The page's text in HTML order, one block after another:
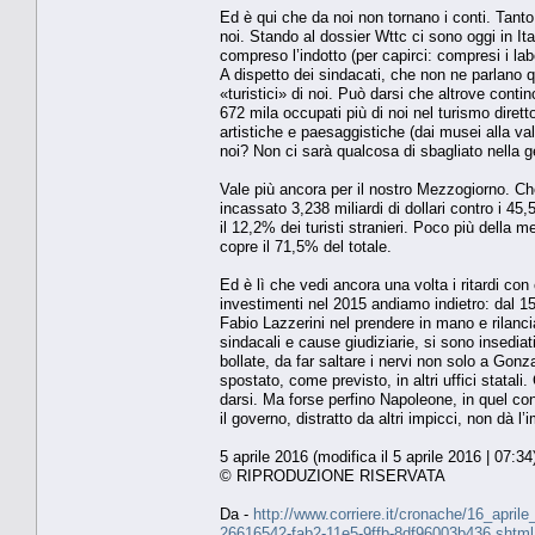
Ed è qui che da noi non tornano i conti.
noi. Stando al dossier Wttc ci sono oggi in
compreso l’indotto (per capirci: compresi i
A dispetto dei sindacati, che non ne parlano
«turistici» di noi. Può darsi che altrove
672 mila occupati più di noi nel turismo
artistiche e paesaggistiche (dai musei alla
noi? Non ci sarà qualcosa di sbagliato nella
Vale più ancora per il nostro Mezzogiorno.
incassato 3,238 miliardi di dollari contro i
il 12,2% dei turisti stranieri. Poco più della
copre il 71,5% del totale.
Ed è lì che vedi ancora una volta i ritardi
investimenti nel 2015 andiamo indietro: dal
Fabio Lazzerini nel prendere in mano e
sindacali e cause giudiziarie, si sono
bollate, da far saltare i nervi non solo a
spostato, come previsto, in altri uffici statali.
darsi. Ma forse perfino Napoleone, in quel
il governo, distratto da altri impicci, non dà
5 aprile 2016 (modifica il 5 aprile 2016 |
© RIPRODUZIONE RISERVATA
Da - http://www.corriere.it/cronache/